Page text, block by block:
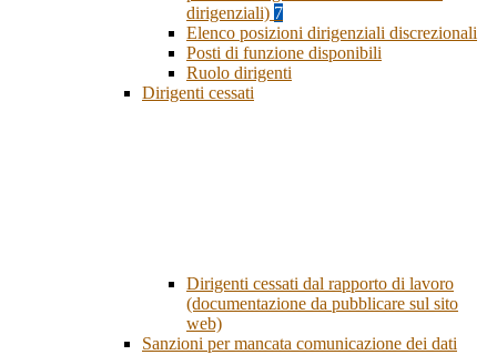
dirigenziali) 7
Elenco posizioni dirigenziali discrezionali
Posti di funzione disponibili
Ruolo dirigenti
Dirigenti cessati
Dirigenti cessati dal rapporto di lavoro
(documentazione da pubblicare sul sito
web)
Sanzioni per mancata comunicazione dei dati